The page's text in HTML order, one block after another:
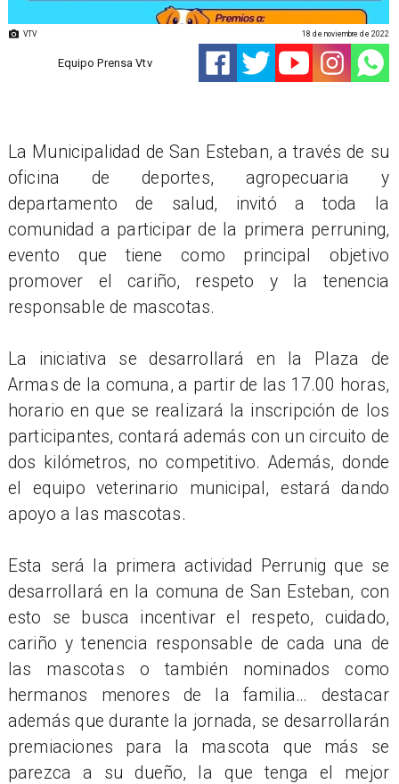
VTV
Equipo Prensa Vtv
18 de noviembre de 2022
La Municipalidad de San Esteban, a través de su
oficina de deportes, agropecuaria y
departamento de salud, invitó a toda la
comunidad a participar de la primera perruning,
evento que tiene como principal objetivo
promover el cariño, respeto y la tenencia
responsable de mascotas.
La iniciativa se desarrollará en la Plaza de
Armas de la comuna, a partir de las 17.00 horas,
horario en que se realizará la inscripción de los
participantes, contará además con un circuito de
dos kilómetros, no competitivo. Además, donde
el equipo veterinario municipal, estará dando
apoyo a las mascotas.
Esta será la primera actividad Perrunig que se
desarrollará en la comuna de San Esteban, con
esto se busca incentivar el respeto, cuidado,
cariño y tenencia responsable de cada una de
las mascotas o también nominados como
hermanos menores de la familia… destacar
además que durante la jornada, se desarrollarán
premiaciones para la mascota que más se
parezca a su dueño, la que tenga el mejor